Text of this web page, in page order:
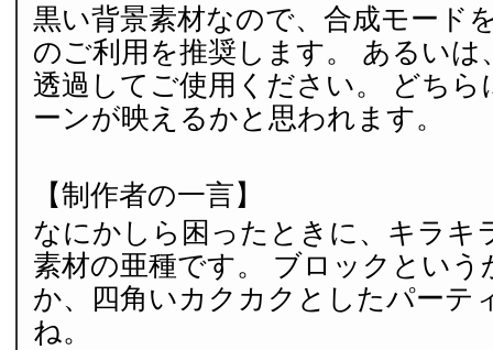
黒い背景素材なので、合成モード
のご利用を推奨します。 あるい
透過してご使用ください。 どち
ーンが映えるかと思われます。
【制作者の一言】
なにかしら困ったときに、キラキ
素材の亜種です。 ブロックとい
か、四角いカクカクとしたパーテ
ね。